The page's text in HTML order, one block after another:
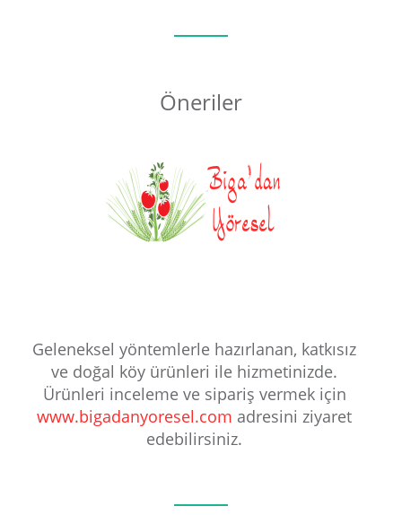
Öneriler
Geleneksel yöntemlerle hazırlanan, katkısız
ve doğal köy ürünleri ile hizmetinizde.
Ürünleri inceleme ve sipariş vermek için
www.bigadanyoresel.com adresini ziyaret
edebilirsiniz.